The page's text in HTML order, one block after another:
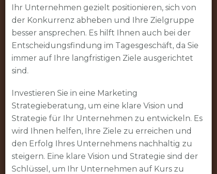
Ihr Unternehmen gezielt positionieren, sich von
der Konkurrenz abheben und Ihre Zielgruppe
besser ansprechen. Es hilft Ihnen auch bei der
Entscheidungsfindung im Tagesgeschäft, da Sie
immer auf Ihre langfristigen Ziele ausgerichtet
sind.
Investieren Sie in eine Marketing
Strategieberatung, um eine klare Vision und
Strategie für Ihr Unternehmen zu entwickeln. Es
wird Ihnen helfen, Ihre Ziele zu erreichen und
den Erfolg Ihres Unternehmens nachhaltig zu
steigern. Eine klare Vision und Strategie sind der
Schlüssel, um Ihr Unternehmen auf Kurs zu